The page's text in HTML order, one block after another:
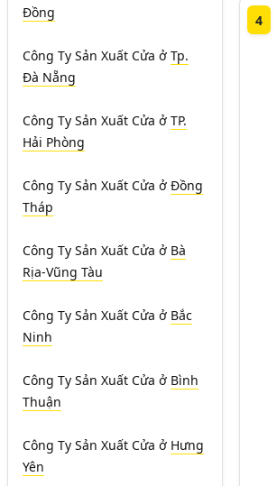
Đồng
Công Ty Sản Xuất Cửa ở Tp.
Đà Nẵng
Công Ty Sản Xuất Cửa ở TP.
Hải Phòng
Công Ty Sản Xuất Cửa ở Đồng
Tháp
Công Ty Sản Xuất Cửa ở Bà
Rịa-Vũng Tàu
Công Ty Sản Xuất Cửa ở Bắc
Ninh
Công Ty Sản Xuất Cửa ở Bình
Thuận
Công Ty Sản Xuất Cửa ở Hưng
Yên
4